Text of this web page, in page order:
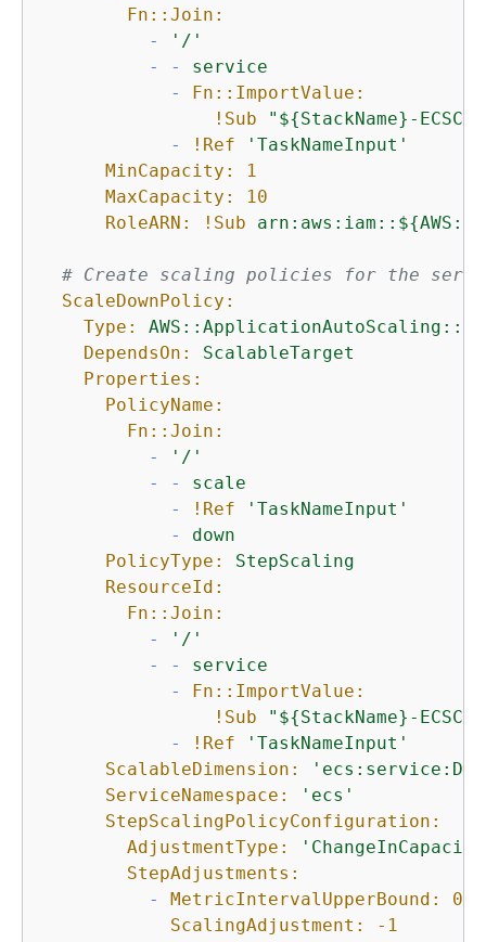
Fn::Join:
-
'/'
-
-
service
-
Fn::ImportValue:
!Sub
"${StackName}-
-
!Ref
'TaskNameInput'
MinCapacity:
1
MaxCapacity:
10
RoleARN:
!Sub arn:aws:iam::${
# Create scaling policies for the
ScaleDownPolicy:
Type:
DependsOn:
ScalableTarget
Properties:
PolicyName:
Fn::Join:
-
'/'
-
-
scale
-
!Ref
'TaskNameInput'
-
down
PolicyType:
StepScaling
ResourceId:
Fn::Join:
-
'/'
-
-
service
-
Fn::ImportValue:
!Sub
"${StackName}-
-
!Ref
'TaskNameInput'
ScalableDimension:
ServiceNamespace:
'ecs'
StepScalingPolicyConfiguration:
AdjustmentType:
StepAdjustments:
-
MetricIntervalUpperBound:
0
ScalingAdjustment:
-1